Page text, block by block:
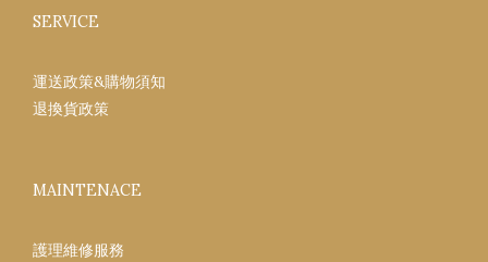
SERVICE
運送政策&購物須知
退換貨政策
MAINTENACE
護理維修服務